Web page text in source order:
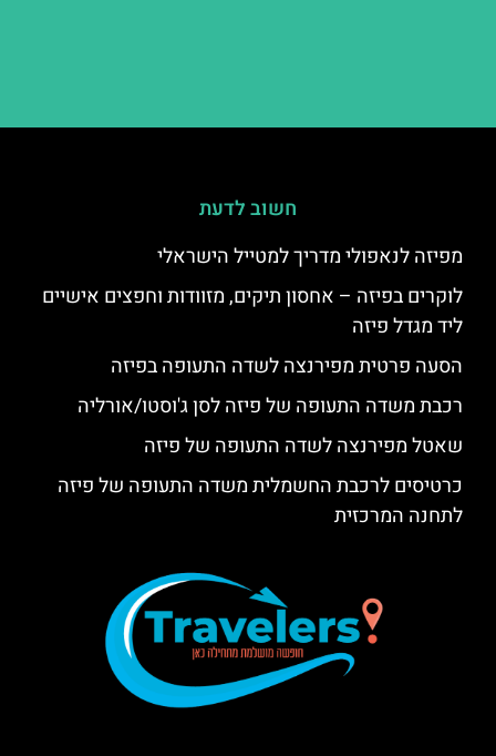
חשוב לדעת
מפיזה לנאפולי מדריך למטייל הישראלי
לוקרים בפיזה – אחסון תיקים, מזוודות וחפצים אישיים
ליד מגדל פיזה
הסעה פרטית מפירנצה לשדה התעופה בפיזה
רכבת משדה התעופה של פיזה לסן ג'וסטו/אורליה
שאטל מפירנצה לשדה התעופה של פיזה
כרטיסים לרכבת החשמלית משדה התעופה של פיזה
לתחנה המרכזית